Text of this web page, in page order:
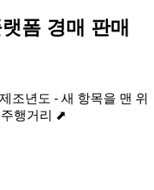
폼 경매 판매
제조년도 - 새 항목을 맨 위
주행거리 ⬈